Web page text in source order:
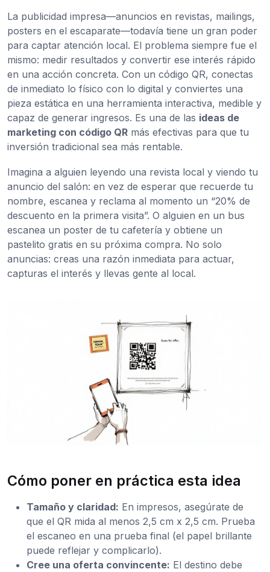
La publicidad impresa—anuncios en revistas, mailings,
posters en el escaparate—todavía tiene un gran poder
para captar atención local. El problema siempre fue el
mismo: medir resultados y convertir ese interés rápido
en una acción concreta. Con un código QR, conectas
de inmediato lo físico con lo digital y conviertes una
pieza estática en una herramienta interactiva, medible y
capaz de generar ingresos. Es una de las ideas de
marketing con código QR más efectivas para que tu
inversión tradicional sea más rentable.
Imagina a alguien leyendo una revista local y viendo tu
anuncio del salón: en vez de esperar que recuerde tu
nombre, escanea y reclama al momento un “20% de
descuento en la primera visita”. O alguien en un bus
escanea un poster de tu cafetería y obtiene un
pastelito gratis en su próxima compra. No solo
anuncias: creas una razón inmediata para actuar,
capturas el interés y llevas gente al local.
Cómo poner en práctica esta idea
Tamaño y claridad: En impresos, asegúrate de
que el QR mida al menos 2,5 cm x 2,5 cm. Prueba
el escaneo en una prueba final (el papel brillante
puede reflejar y complicarlo).
Cree una oferta convincente: El destino debe